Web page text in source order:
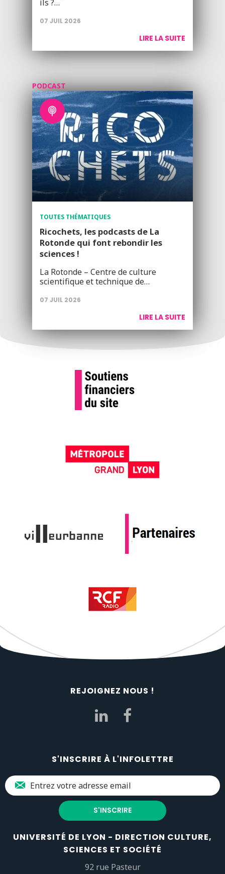
ils ?…
07 JUIL 2026
LIRE LA SUITE
PODCAST
TOUTES THÉMATIQUES
Ricochets, les podcasts de La
Rotonde qui font rebondir les
sciences !
La Rotonde – Centre de culture
scientifique et technique de…
07 JUIL 2026
LIRE LA SUITE
REJOIGNEZ NOUS !
S'INSCRIRE À L'INFOLETTRE
UNIVERSITÉ DE LYON - DIRECTION CULTURE,
SCIENCES ET SOCIÉTÉ
92 rue Pasteur